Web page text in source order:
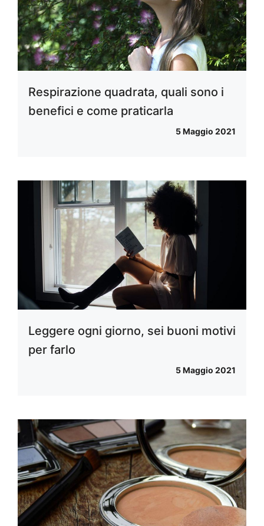
Respirazione quadrata, quali sono i
benefici e come praticarla
5 Maggio 2021
Leggere ogni giorno, sei buoni motivi
per farlo
5 Maggio 2021